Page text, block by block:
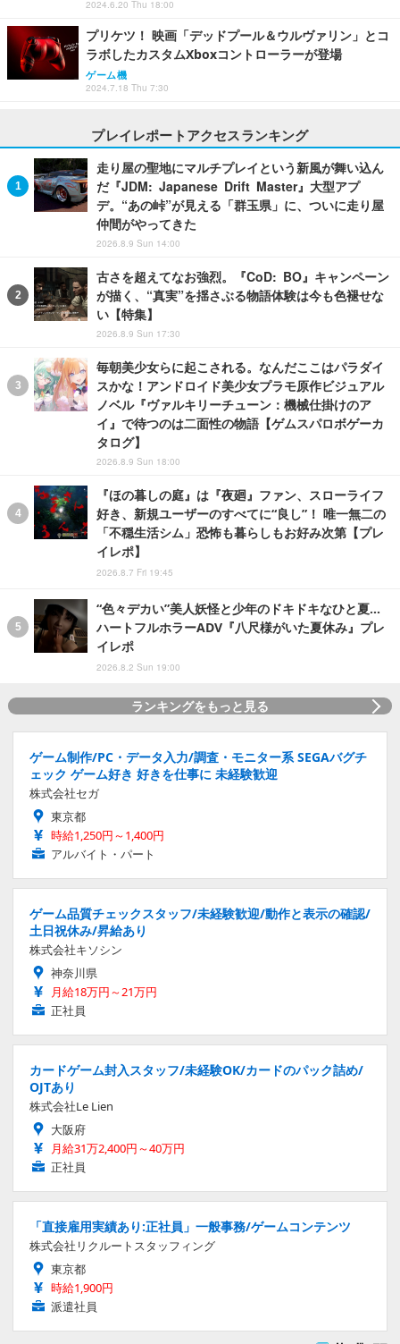
2024.6.20 Thu 18:00
プリケツ！ 映画「デッドプール＆ウルヴァリン」とコ
ラボしたカスタムXboxコントローラーが登場
ゲーム機
2024.7.18 Thu 7:30
プレイレポートアクセスランキング
走り屋の聖地にマルチプレイという新風が舞い込ん
だ『JDM: Japanese Drift Master』大型アプ
デ。“あの峠”が見える「群玉県」に、ついに走り屋
仲間がやってきた
2026.8.9 Sun 14:00
古さを超えてなお強烈。『CoD: BO』キャンペーン
が描く、“真実”を揺さぶる物語体験は今も色褪せな
い【特集】
2026.8.9 Sun 17:30
毎朝美少女らに起こされる。なんだここはパラダイ
スかな！アンドロイド美少女プラモ原作ビジュアル
ノベル『ヴァルキリーチューン：機械仕掛けのア
イ』で待つのは二面性の物語【ゲムスパロボゲーカ
タログ】
2026.8.9 Sun 18:00
『ほの暮しの庭』は『夜廻』ファン、スローライフ
好き、新規ユーザーのすべてに“良し”！ 唯一無二の
「不穏生活シム」恐怖も暮らしもお好み次第【プレ
イレポ】
2026.8.7 Fri 19:45
“色々デカい”美人妖怪と少年のドキドキなひと夏…
ハートフルホラーADV『八尺様がいた夏休み』プレ
イレポ
2026.8.2 Sun 19:00
ランキングをもっと見る
ゲーム制作/PC・データ入力/調査・モニター系 SEGAバグチ
ェック ゲーム好き 好きを仕事に 未経験歓迎
株式会社セガ
東京都
時給1,250円～1,400円
アルバイト・パート
ゲーム品質チェックスタッフ/未経験歓迎/動作と表示の確認/
土日祝休み/昇給あり
株式会社キソシン
神奈川県
月給18万円～21万円
正社員
カードゲーム封入スタッフ/未経験OK/カードのパック詰め/
OJTあり
株式会社Le Lien
大阪府
月給31万2,400円～40万円
正社員
「直接雇用実績あり:正社員」一般事務/ゲームコンテンツ
株式会社リクルートスタッフィング
東京都
時給1,900円
派遣社員